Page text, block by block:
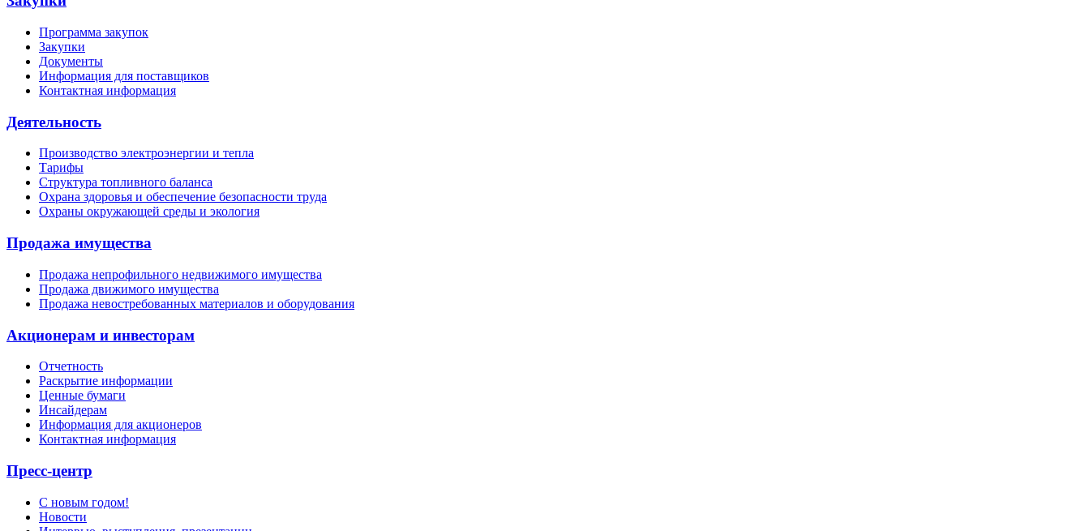
Программа закупок
Закупки
Документы
Информация для поставщиков
Контактная информация
Деятельность
Производство электроэнергии и тепла
Тарифы
Структура топливного баланса
Охрана здоровья и обеспечение безопасности труда
Охраны окружающей среды и экология
Продажа имущества
Продажа непрофильного недвижимого имущества
Продажа движимого имущества
Продажа невостребованных материалов и оборудования
Акционерам и инвесторам
Отчетность
Раскрытие информации
Ценные бумаги
Инсайдерам
Информация для акционеров
Контактная информация
Пресс-центр
С новым годом!
Новости